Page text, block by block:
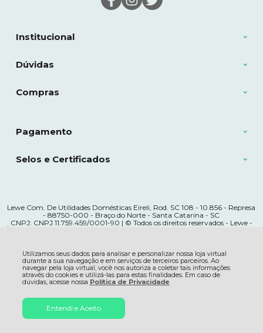
Utilizamos seus dados para analisar e personalizar nossa loja virtual
durante a sua navegação e em serviços de terceiros parceiros. Ao
navegar pela loja virtual, você nos autoriza a coletar tais informações
através do cookies e utilizá-las para estas finalidades. Em caso de
dúvidas, acesse nossa Política de Privacidade
Entendi e Aceito
Institucional
Dúvidas
Compras
Pagamento
Selos e Certificados
Lewe Com. De Utilidades Domésticas Eireli, Rod. SC 108 - 10.856 - Represa
- 88750-000 - Braço do Norte - Santa Catarina - SC
CNPJ: CNPJ 11.759.459/0001-90 | © Todos os direitos reservados - Lewe -
R$ 281,99